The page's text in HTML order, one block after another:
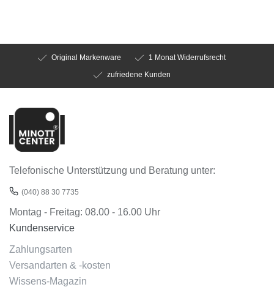
Original Markenware
1 Monat Widerrufsrecht
zufriedene Kunden
Telefonische Unterstützung und Beratung unter:
(040) 88 30 7735
Montag - Freitag: 08.00 - 16.00 Uhr
Kundenservice
Zahlungsarten
Versandarten & -kosten
Wissens-Magazin